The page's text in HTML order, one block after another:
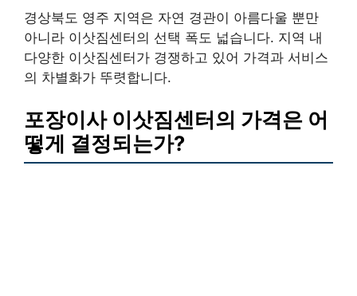
경상북도 영주 지역은 자연 경관이 아름다울 뿐만
아니라 이삿짐센터의 선택 폭도 넓습니다. 지역 내
다양한 이삿짐센터가 경쟁하고 있어 가격과 서비스
의 차별화가 뚜렷합니다.
포장이사 이삿짐센터의 가격은 어
떻게 결정되는가?